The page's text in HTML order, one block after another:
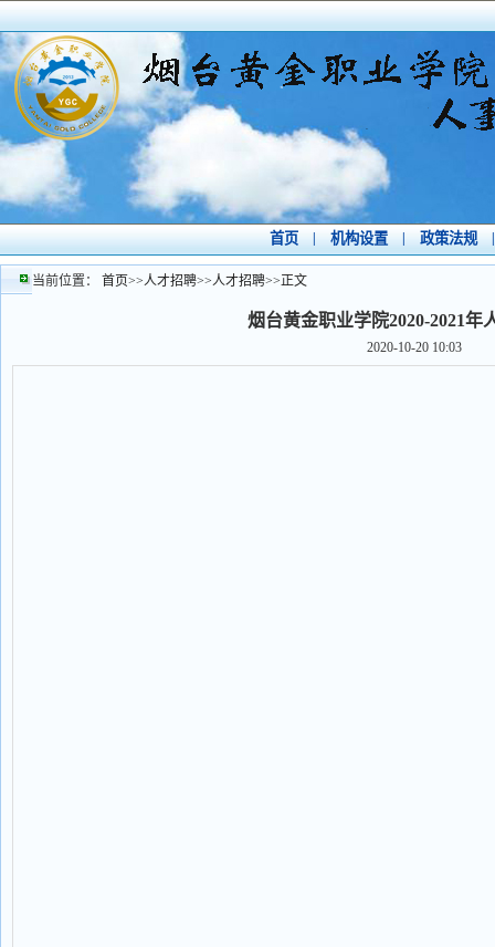
首页 机构设置 政策法规
当前位置： 首页>>人才招聘>>人才招聘>>正文
烟台黄金职业学院2020-2021年
2020-10-20 10:03